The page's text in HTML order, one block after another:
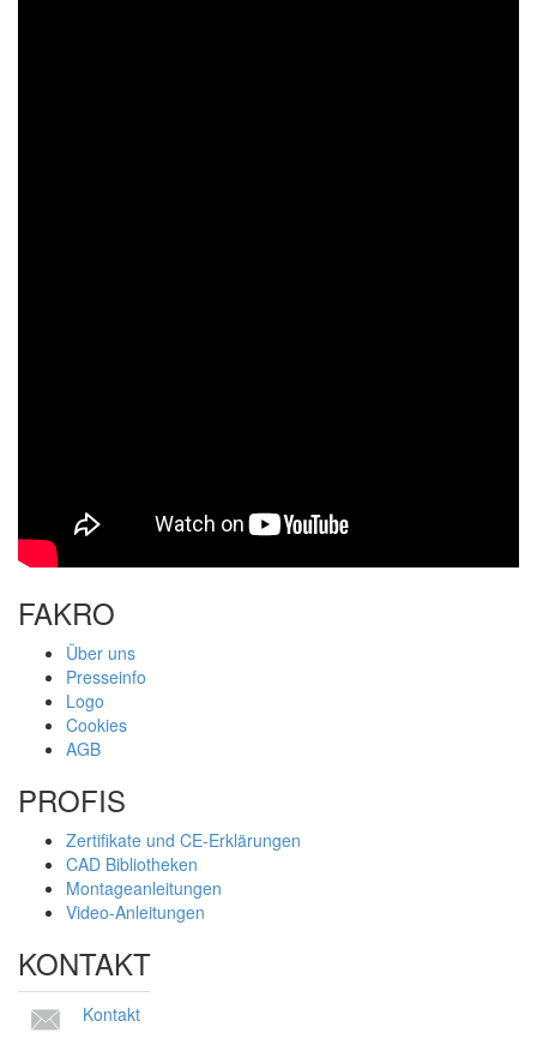
FAKRO
Über uns
Presseinfo
Logo
Cookies
AGB
PROFIS
Zertifikate und CE-Erklärungen
CAD Bibliotheken
Montageanleitungen
Video-Anleitungen
KONTAKT
Kontakt